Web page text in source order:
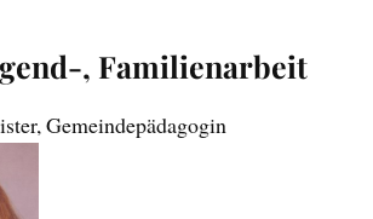
, Familienarbeit
Gemeindepädagogin